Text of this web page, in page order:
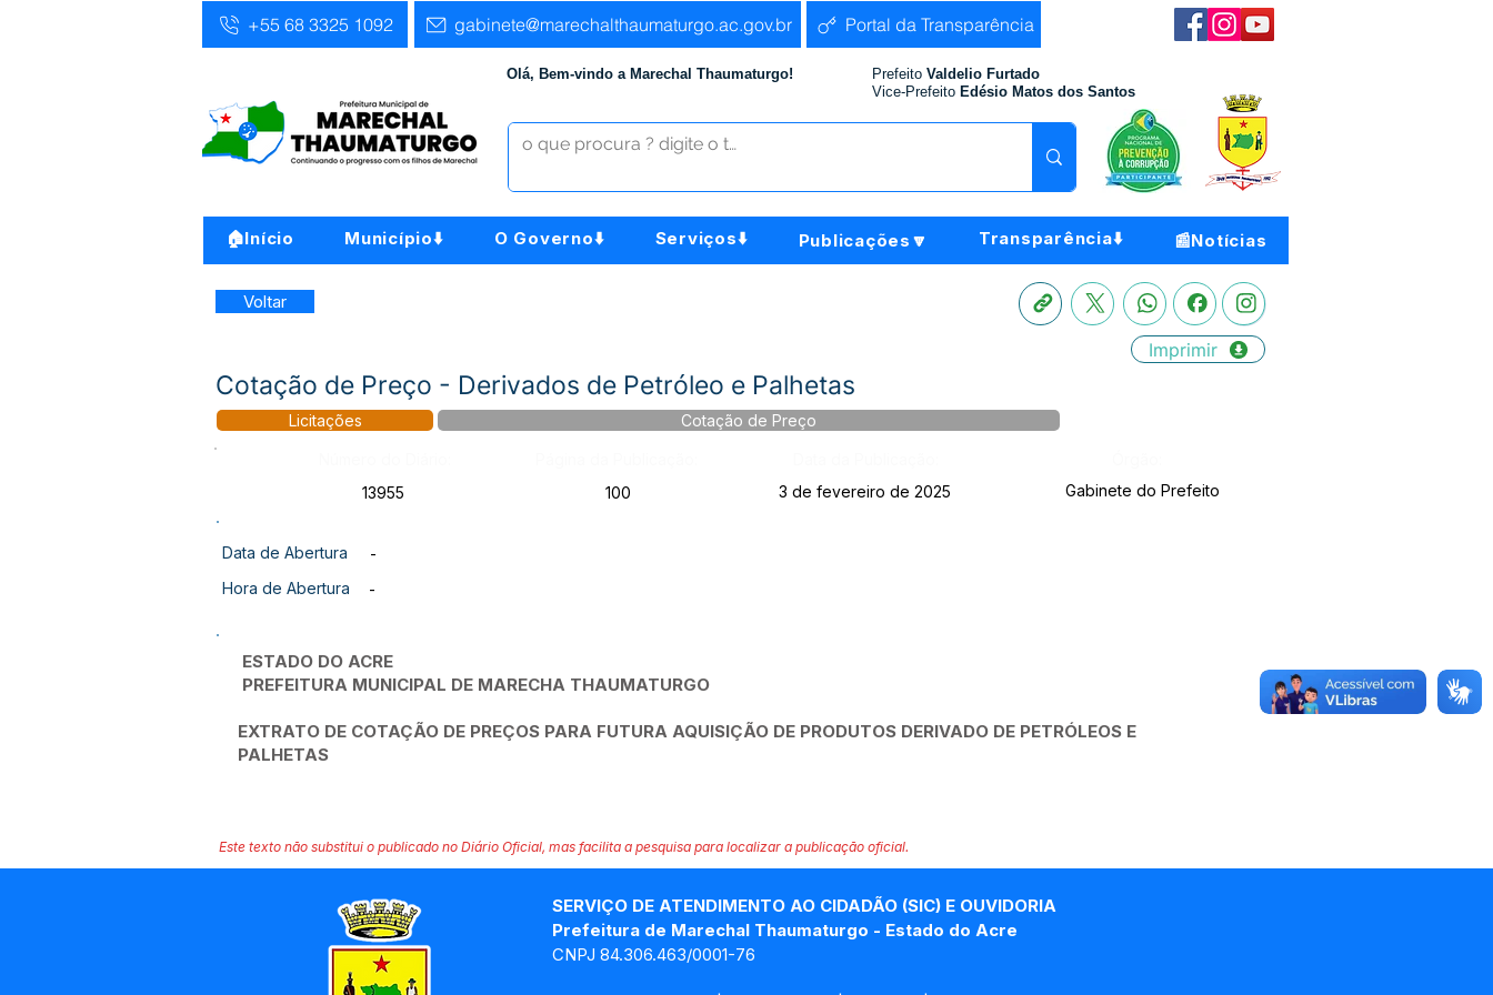
+55 68 3325 1092 gabinete@marechalthaumaturgo.ac.gov.br Portal da Transparência
Olá, Bem-vindo a Marechal Thaumaturgo! Prefeito Valdelio Furtado
Vice-Prefeito Edésio Matos dos Santos
🏠Início Município⬇️ O Governo⬇️ Serviços⬇️ Publicações🔽 Transparência⬇️ 📰Notícias
Voltar
Imprimir
Cotação de Preço - Derivados de Petróleo e Palhetas
Licitações Cotação de Preço
13955
100 3 de fevereiro de 2025 Gabinete do Prefeito
Data de Abertura
-
Hora de Abertura
-
ESTADO DO ACRE
PREFEITURA MUNICIPAL DE MARECHA THAUMATURGO
EXTRATO DE COTAÇÃO DE PREÇOS PARA FUTURA AQUISIÇÃO DE PRODUTOS DERIVADO DE PETRÓLEOS E
PALHETAS
Este texto não substitui o publicado no Diário Oficial, mas facilita a pesquisa para localizar a publicação oficial.
SERVIÇO DE ATENDIMENTO AO CIDADÃO (SIC) E OUVIDORIA
Prefeitura de Marechal Thaumaturgo - Estado do Acre
CNPJ 84.306.463/0001-76